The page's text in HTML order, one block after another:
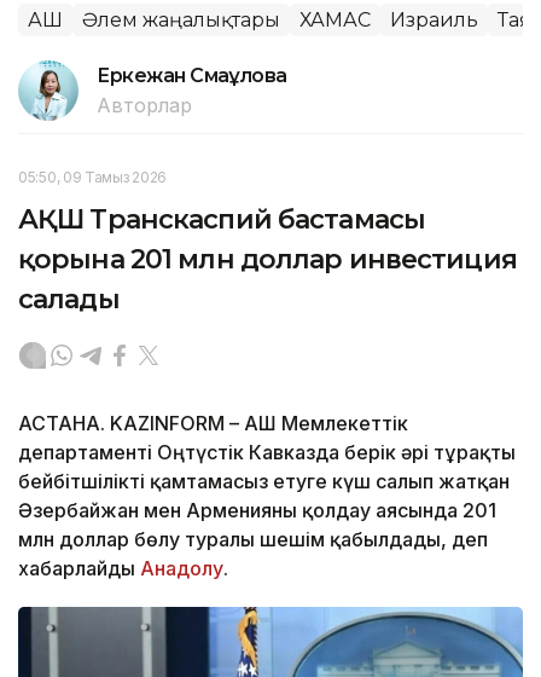
АҚШ Әлем жаңалықтары ХАМАС Израиль
Еркежан Смағұлова
Авторлар
05:50, 09 Тамыз 2026
АҚШ Транскаспий бастамасы
қорына 201 млн доллар инвестиция
салады
АСТАНА. KAZINFORM – АҚШ Мемлекеттік
департаменті Оңтүстік Кавказда берік әрі тұрақты
бейбітшілікті қамтамасыз етуге күш салып жатқан
Әзербайжан мен Арменияны қолдау аясында 201
млн доллар бөлу туралы шешім қабылдады, деп
хабарлайды Анадолу.